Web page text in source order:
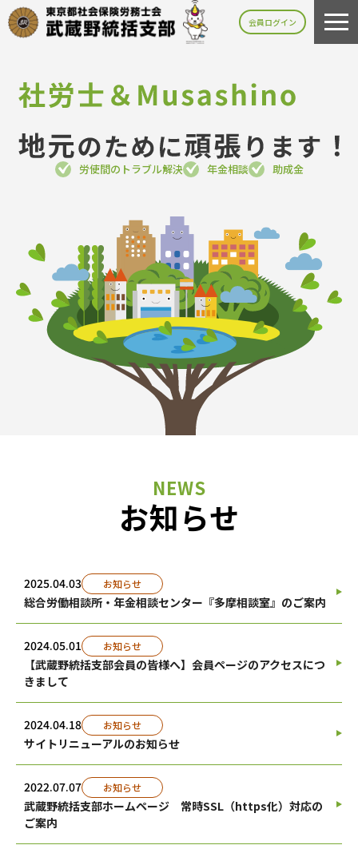
会員ログイン
労使間のトラブル解決 年金相談 助成金
お知らせ
2025.04.03 お知らせ
総合労働相談所・年金相談センター『多摩相談室』のご案内
2024.05.01 お知らせ
【武蔵野統括支部会員の皆様へ】会員ページのアクセスにつ
きまして
2024.04.18 お知らせ
サイトリニューアルのお知らせ
2022.07.07 お知らせ
武蔵野統括支部ホームページ 常時SSL（https化）対応の
ご案内